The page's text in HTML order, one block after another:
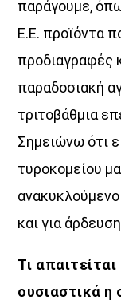
παράγουμε,
Ε.Ε. προϊόντα
προδιαγραφές
παραδοσιακή
τριτοβάθμια
Σημειώνω ότι
τυροκομείου
και για
Τι
ουσιαστικά